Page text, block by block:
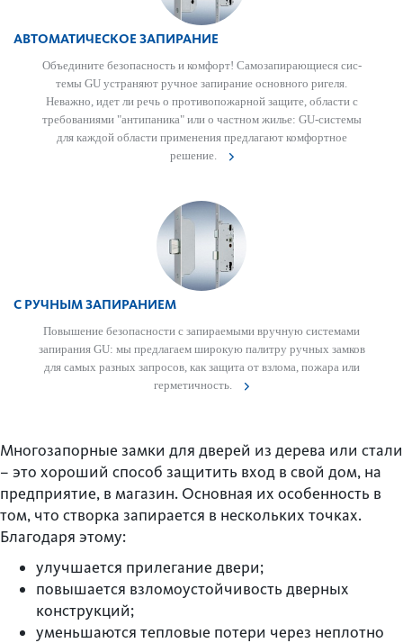
АВТОМАТИЧЕСКОЕ ЗАПИРАНИЕ
Объедините безоп­асность и комфорт! Самозапи­рающиеся сис­
темы GU устраняют ручное запирание основного ригеля.
Неважно, идет ли речь о против­опожарной защите, области с
требованиями "антипаника" или о частном жилье: GU-сис­темы
для каждой области применения предлагают комфортное
решение.
С РУЧНЫМ ЗАПИРАНИЕМ
Повы­шение безоп­асности с запираемыми вручную сис­темами
запирания GU: мы предлагаем широкую пал­итру ручных замков
для самых разных запросов, как защита от взлома, пожара или
гермет­ичность.
Многозапорные замки для дверей из дерева или стали
– это хороший способ защитить вход в свой дом, на
предприятие, в магазин. Основная их особенность в
том, что створка запирается в нескольких точках.
Благодаря этому:
улучшается прилегание двери;
повышается взломоустойчивость дверных
конструкций;
уменьшаются тепловые потери через неплотно